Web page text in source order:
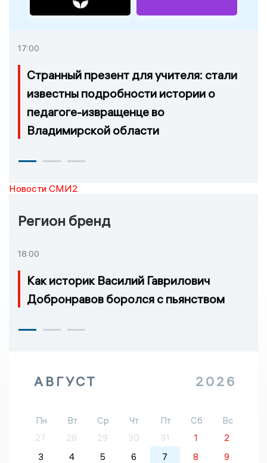
17:00
Странный презент для учителя: стали
известны подробности истории о
педагоге-извращенце во
Владимирской области
Новости СМИ2
Регион бренд
18:00
Как историк Василий Гаврилович
Добронравов боролся с пьянством
АВГУСТ 2026
Пн Вт Ср Чт Пт Сб
Вс
27
28 29 30 31 1
2
3
4 5 6 7 8
9